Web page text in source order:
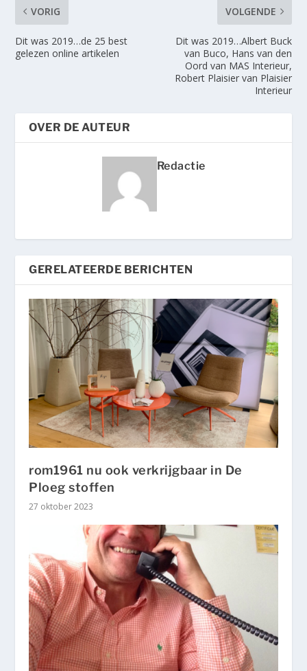
VORIG
Dit was 2019…de 25 best
gelezen online artikelen
VOLGENDE
Dit was 2019…Albert Buck
van Buco, Hans van den
Oord van MAS Interieur,
Robert Plaisier van Plaisier
Interieur
OVER DE AUTEUR
Redactie
GERELATEERDE BERICHTEN
rom1961 nu ook verkrijgbaar in De
Ploeg stoffen
27 oktober 2023